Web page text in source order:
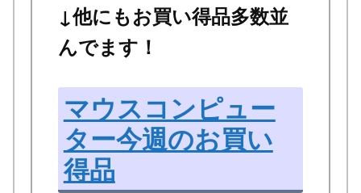
↓他にもお買い得品多数並
んでます！
マウスコンピュー
ター今週のお買い
得品